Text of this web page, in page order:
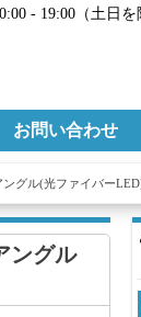
- 19:00（土日を
お問い合わせ
ングル(光ファイバー
ングル